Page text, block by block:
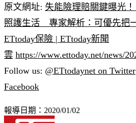
原文網址: 失能險理賠關鍵曝光！
照護生活 專家解析：可優先把
ETtoday保險 | ETtoday新聞
雲 https://www.ettoday.net/news/
Follow us: @ETtodaynet on Twitter
Facebook
報導日期：2020/01/02